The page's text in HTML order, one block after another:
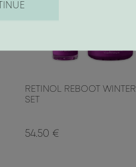
RETINOL REBOOT WINTER
SET
54.50 €